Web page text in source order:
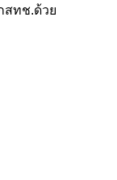
สทช.ด้วย